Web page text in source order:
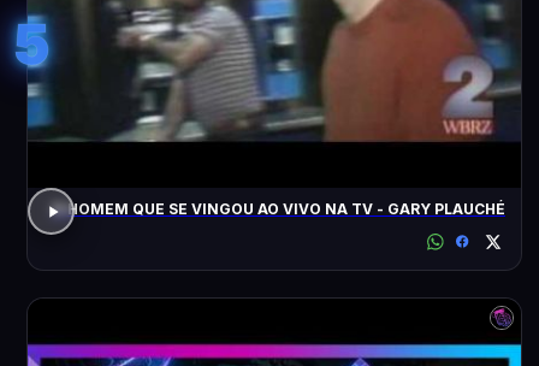
5
O HOMEM QUE SE VINGOU AO VIVO NA TV - GARY PLAUCHÉ